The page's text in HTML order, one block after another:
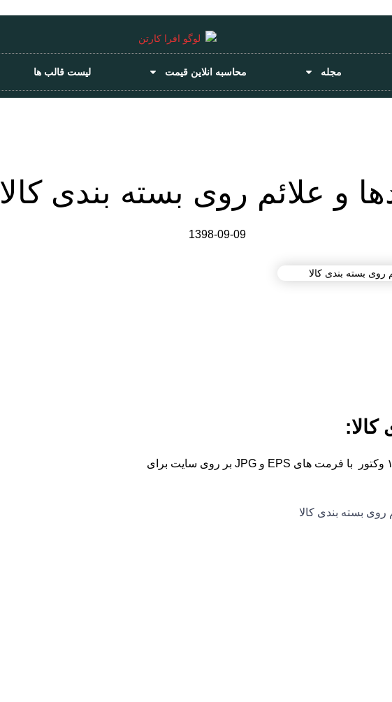
مجله محاسبه انلاین قیمت لیست قالب ها
و علائم روی بسته بندی کالا
1398-09-09
در این سری از علائم و نماد های روی بسته بندی تعداد ۱۱ وکتور با فرمت های EPS و JPG بر روی سایت برای